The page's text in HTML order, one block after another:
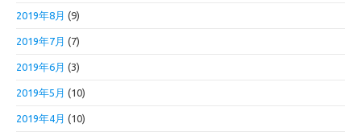
2019年8月 (9)
2019年7月 (7)
2019年6月 (3)
2019年5月 (10)
2019年4月 (10)